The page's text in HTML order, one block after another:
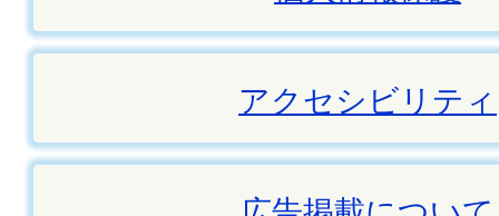
アクセシビリティ